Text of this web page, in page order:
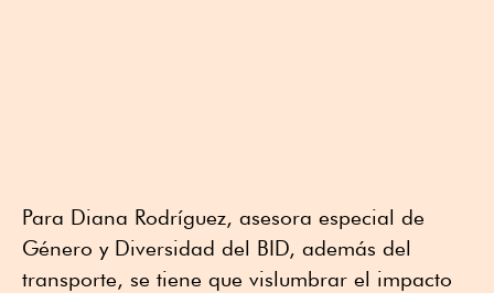
Para Diana Rodríguez, asesora especial de
Género y Diversidad del BID, además del
transporte, se tiene que vislumbrar el impacto